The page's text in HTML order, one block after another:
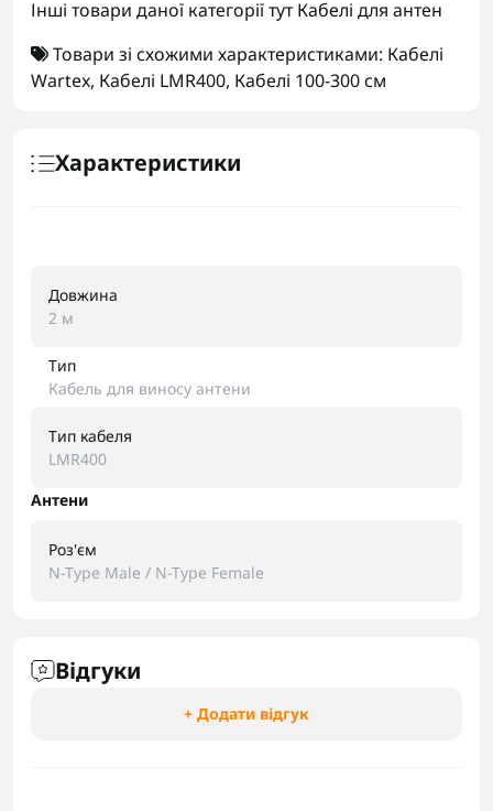
Інші товари даної категорії тутКабелі для антен
Товари зі схожими характеристиками: Кабелі
Wartex, Кабелі LMR400, Кабелі 100-300 см
Характеристики
Довжина
2 м
Тип
Кабель для виносу антени
Тип кабеля
LMR400
Антени
Роз'єм
N-Type Male / N-Type Female
Відгуки
+ Додати відгук